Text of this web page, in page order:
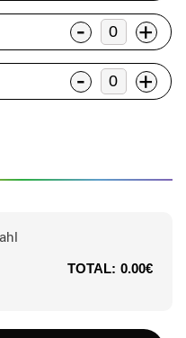
- +
- +
TOTAL: 0.00€